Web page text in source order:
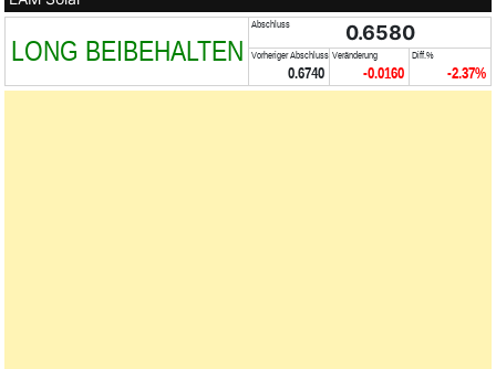
LONG BEIBEHALTEN
Abschluss 0.6580
Vorheriger Abschluss
0.6740
Veränderung
-0.0160
Diff.%
-2.37%